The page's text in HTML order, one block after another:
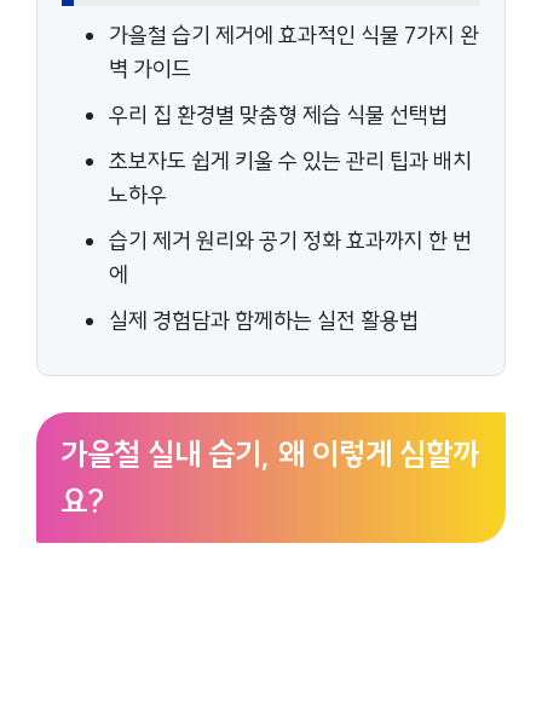
가을철 습기 제거에 효과적인 식물 7가지 완
벽 가이드
우리 집 환경별 맞춤형 제습 식물 선택법
초보자도 쉽게 키울 수 있는 관리 팁과 배치
노하우
습기 제거 원리와 공기 정화 효과까지 한 번
에
실제 경험담과 함께하는 실전 활용법
가을철 실내 습기, 왜 이렇게 심할까
요?